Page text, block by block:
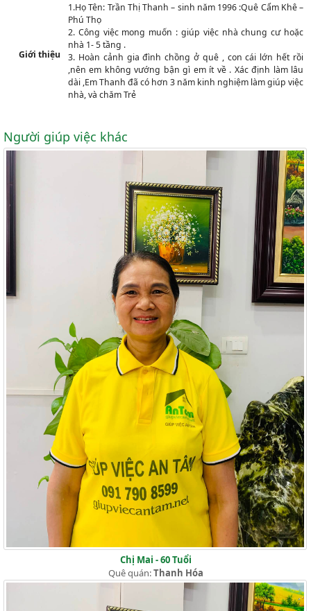
Giới thiệu
1.Họ Tên: Trần Thị Thanh – sinh năm 1996 :Quê Cẩm Khê –
Phú Thọ
2. Công việc mong muốn : giúp việc nhà chung cư hoặc
nhà 1- 5 tầng .
3. Hoàn cảnh gia đình chồng ở quê , con cái lớn hết rồi
,nên em không vướng bận gì em ít về . Xác định làm lâu
dài ,Em Thanh đã có hơn 3 năm kinh nghiệm làm giúp việc
nhà, và chăm Trẻ
Người giúp việc khác
Chị Mai - 60 Tuổi
Quê quán:Thanh Hóa